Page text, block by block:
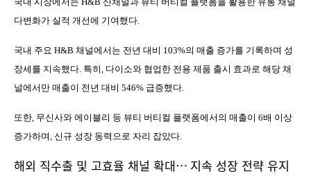
다변화가 실적 개선에 기여했다.
국내 주요 H&B 채널에서는 전년 대비 103%의 매출 증가를 기록하며 성
장세를 지속했다. 특히, 다이소와 협업한 전용 제품 출시 효과로 해당 채
널에서만 매출이 전년 대비 546% 급증했다.
또한, 무신사와 에이블리 등 뷰티 버티컬 플랫폼에서의 매출이 6배 이상
증가하며, 신규 성장 동력으로 자리 잡았다.
해외 직수출 및 고효율 채널 확대… 지속 성장 전략 유지